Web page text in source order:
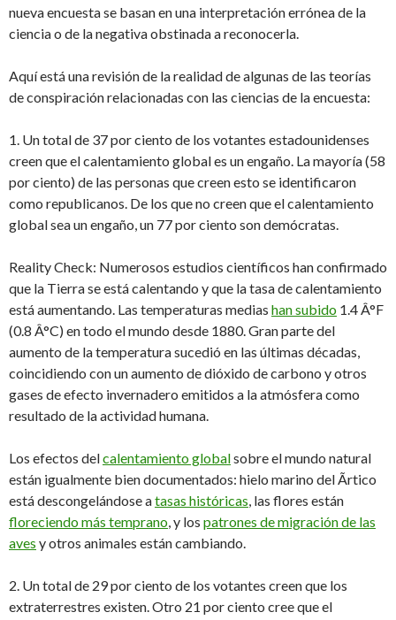
nueva encuesta se basan en una interpretación errónea de la
ciencia o de la negativa obstinada a reconocerla.
Aquí está una revisión de la realidad de algunas de las teorías
de conspiración relacionadas con las ciencias de la encuesta:
1. Un total de 37 por ciento de los votantes estadounidenses
creen que el calentamiento global es un engaño. La mayoría (58
por ciento) de las personas que creen esto se identificaron
como republicanos. De los que no creen que el calentamiento
global sea un engaño, un 77 por ciento son demócratas.
Reality Check: Numerosos estudios científicos han confirmado
que la Tierra se está calentando y que la tasa de calentamiento
está aumentando. Las temperaturas medias han subido 1.4 Â°F
(0.8 Â°C) en todo el mundo desde 1880. Gran parte del
aumento de la temperatura sucedió en las últimas décadas,
coincidiendo con un aumento de dióxido de carbono y otros
gases de efecto invernadero emitidos a la atmósfera como
resultado de la actividad humana.
Los efectos delcalentamiento globalsobre el mundo natural
están igualmente bien documentados: hielo marino del Ãrtico
está descongelándose atasas históricas, las flores están
floreciendo más temprano, y los patrones de migración de las
aves y otros animales están cambiando.
2. Un total de 29 por ciento de los votantes creen que los
extraterrestres existen. Otro 21 por ciento cree que el